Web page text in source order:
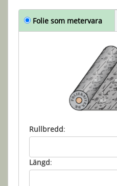
Folie som metervara
Rullbredd:
Längd: